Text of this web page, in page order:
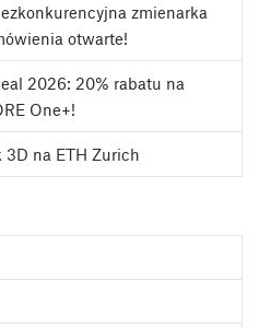
zmienarka
otwarte!
2026: 20% rabatu na
One+!
na ETH Zurich